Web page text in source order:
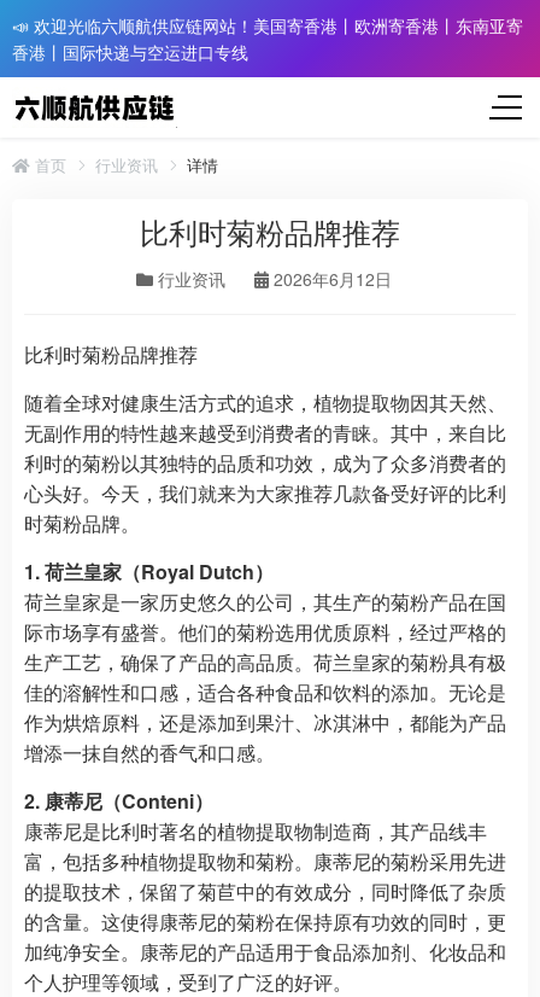
📣 欢迎光临六顺航供应链网站！美国寄香港丨欧洲寄香港丨东南亚寄
香港丨国际快递与空运进口专线
首页 行业资讯 详情
比利时菊粉品牌推荐
行业资讯 2026年6月12日
比利时菊粉品牌推荐
随着全球对健康生活方式的追求，植物提取物因其天然、
无副作用的特性越来越受到消费者的青睐。其中，来自比
利时的菊粉以其独特的品质和功效，成为了众多消费者的
心头好。今天，我们就来为大家推荐几款备受好评的比利
时菊粉品牌。
1. 荷兰皇家（Royal Dutch）
荷兰皇家是一家历史悠久的公司，其生产的菊粉产品在国
际市场享有盛誉。他们的菊粉选用优质原料，经过严格的
生产工艺，确保了产品的高品质。荷兰皇家的菊粉具有极
佳的溶解性和口感，适合各种食品和饮料的添加。无论是
作为烘焙原料，还是添加到果汁、冰淇淋中，都能为产品
增添一抹自然的香气和口感。
2. 康蒂尼（Conteni）
康蒂尼是比利时著名的植物提取物制造商，其产品线丰
富，包括多种植物提取物和菊粉。康蒂尼的菊粉采用先进
的提取技术，保留了菊苣中的有效成分，同时降低了杂质
的含量。这使得康蒂尼的菊粉在保持原有功效的同时，更
加纯净安全。康蒂尼的产品适用于食品添加剂、化妆品和
个人护理等领域，受到了广泛的好评。